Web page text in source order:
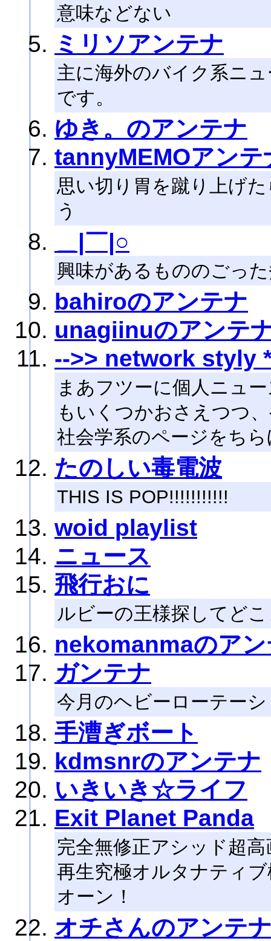
意味などない
ミリソアンテナ
主に海外のバイク系ニ
です。
ゆき。のアンテナ
tannyMEMOアンテ
思い切り胃を蹴り上げ
う
＿|￣|○
興味があるもののごっ
bahiroのアンテナ
unagiinuのアンテ
-->> network styly
まあフツーに個人ニュ
もいくつかおさえつつ
社会学系のページをち
たのしい毒電波
THIS IS POP!!!!!!!!!!!
woid playlist
ニュース
飛行おに
ルビーの王様探してど
nekomanmaのア
ガンテナ
今月のヘビーローテー
手漕ぎボート
kdmsnrのアンテナ
いきいき☆ライフ
Exit Planet Panda
完全無修正アシッド超
再生究極オルタナティ
オーン！
オチさんのアンテ